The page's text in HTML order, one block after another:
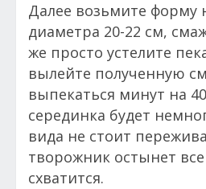
Далее возьмите форму
диаметра 20-22 см,
же просто устелите
вылейте полученную
выпекаться минут на
серединка будет
вида не стоит
творожник остынет
схватится.